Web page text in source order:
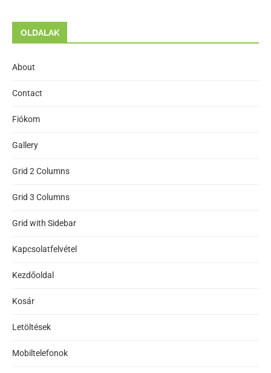
OLDALAK
About
Contact
Fiókom
Gallery
Grid 2 Columns
Grid 3 Columns
Grid with Sidebar
Kapcsolatfelvétel
Kezdőoldal
Kosár
Letöltések
Mobiltelefonok